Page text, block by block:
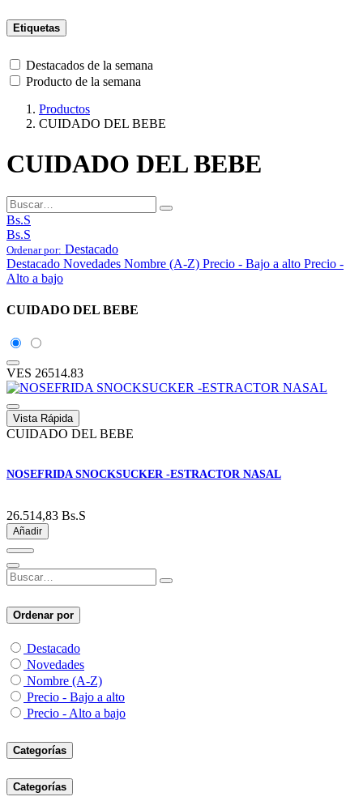
Etiquetas
Destacados de la semana
Producto de la semana
Productos
CUIDADO DEL BEBE
CUIDADO DEL BEBE
Bs.S
Bs.S
Ordenar por: Destacado
Destacado Novedades Nombre (A-Z) Precio - Bajo a alto Precio -
Alto a bajo
CUIDADO DEL BEBE
VES 26514.83
Vista Rápida
CUIDADO DEL BEBE
NOSEFRIDA SNOCKSUCKER -ESTRACTOR NASAL
26.514,83 Bs.S
Añadir
Ordenar por
Destacado
Novedades
Nombre (A-Z)
Precio - Bajo a alto
Precio - Alto a bajo
Categorías
Categorías